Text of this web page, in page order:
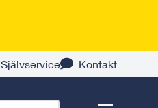
Självservice Kontakt